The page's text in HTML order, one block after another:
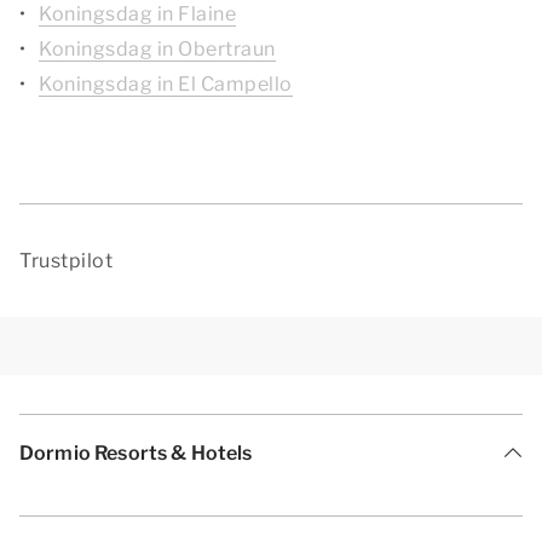
Koningsdag in Flaine
Koningsdag in Obertraun
Koningsdag in El Campello
Trustpilot
Dormio Resorts & Hotels